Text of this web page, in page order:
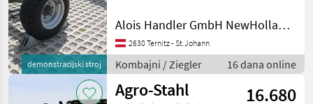
demonstracijski stroj
Kombajni Ostali kombajni
Alois Handler GmbH NewHolland, MacDon u.Toyota Vertragshändler
2630 Ternitz - St.Johann
Kombajni / Ziegler 16 dana online
Agro-Stahl
16.680